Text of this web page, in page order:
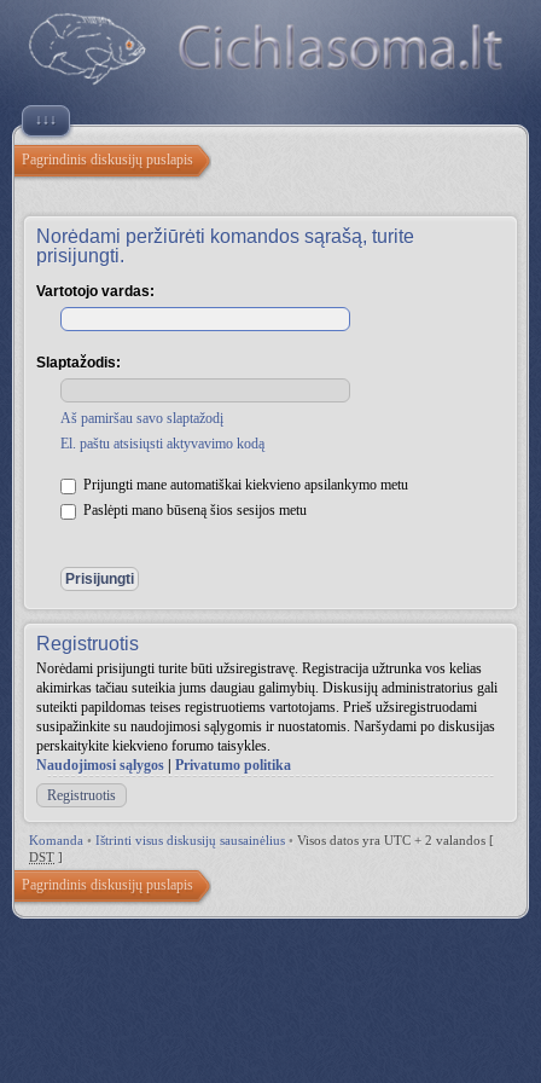
↓↓↓
Pagrindinis diskusijų puslapis
Norėdami peržiūrėti komandos sąrašą, turite
prisijungti.
Vartotojo vardas:
Slaptažodis:
Aš pamiršau savo slaptažodį
El. paštu atsisiųsti aktyvavimo kodą
Prijungti mane automatiškai kiekvieno apsilankymo metu
Paslėpti mano būseną šios sesijos metu
Registruotis
Norėdami prisijungti turite būti užsiregistravę. Registracija užtrunka vos kelias
akimirkas tačiau suteikia jums daugiau galimybių. Diskusijų administratorius gali
suteikti papildomas teises registruotiems vartotojams. Prieš užsiregistruodami
susipažinkite su naudojimosi sąlygomis ir nuostatomis. Naršydami po diskusijas
perskaitykite kiekvieno forumo taisykles.
Naudojimosi sąlygos
Privatumo politika
Registruotis
Komanda • Ištrinti visus diskusijų sausainėlius • Visos datos yra UTC + 2 valandos [
DST ]
Pagrindinis diskusijų puslapis